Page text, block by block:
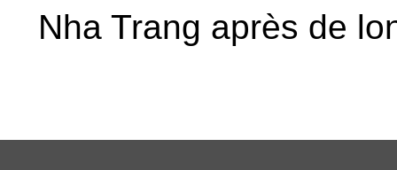
Nha Trang après de